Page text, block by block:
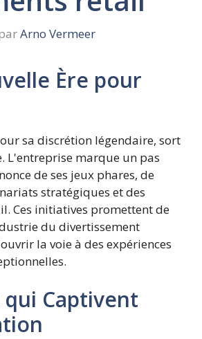
Arno Vermeer
Ère pour
sa discrétion légendaire, sort
L'entreprise marque un pas
de ses jeux phares, de
stratégiques et des
Ces initiatives promettent de
du divertissement
la voie à des expériences
qui Captivent